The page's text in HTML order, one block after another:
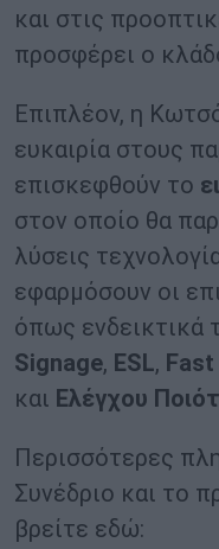
και στις
προσφέρει ο
Επιπλέον, η
ευκαιρία στους
επισκεφθούν το
στον οποίο θα
λύσεις
εφαρμόσουν οι
όπως ενδεικτικά
Signage, ESL, Fast
και Ελέγχου
Περισσότερες
Συνέδριο και το
βρείτε εδώ: